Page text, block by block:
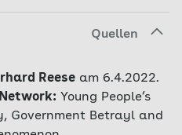
Quellen
Reese am 6.4.2022.
Young People’s
Government Betrayl and